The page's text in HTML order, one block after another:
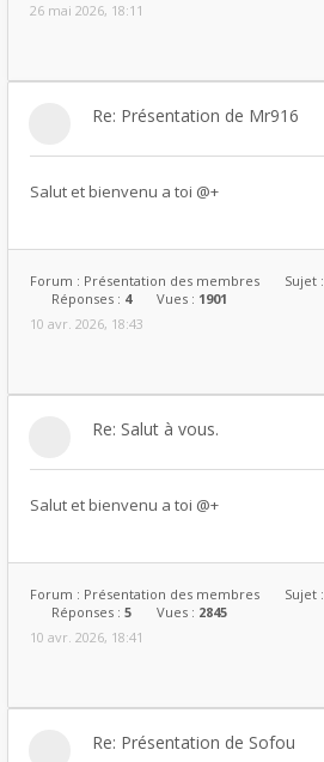
26 mai 2026, 18:11
Re: Présentation de Mr916
Salut et bienvenu a toi @+
Forum : Présentation des membres Sujet :
Réponses : 4 Vues : 1901
10 avr. 2026, 18:43
Re: Salut à vous.
Salut et bienvenu a toi @+
Forum : Présentation des membres Sujet :
Réponses : 5 Vues : 2845
10 avr. 2026, 18:41
Re: Présentation de Sofou